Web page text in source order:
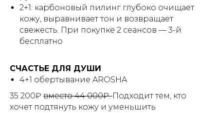
2+1: карбоновый пилинг глубоко очищает
кожу, выравнивает тон и возвращает
свежесть. При покупке 2 сеансов — 3-й
бесплатно
СЧАСТЬЕ ДЛЯ ДУШИ
4+1 обертывание AROSHA
35 200₽ вместо 44 000₽.Подходит тем, кто
хочет подтянуть кожу и уменьшить